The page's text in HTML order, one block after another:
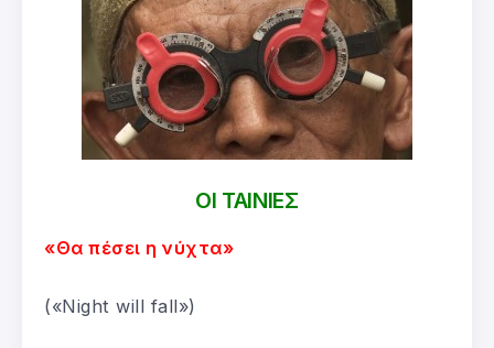
ΟΙ ΤΑΙΝΙΕΣ
«Θα πέσει η νύχτα»
(«Night will fall»)